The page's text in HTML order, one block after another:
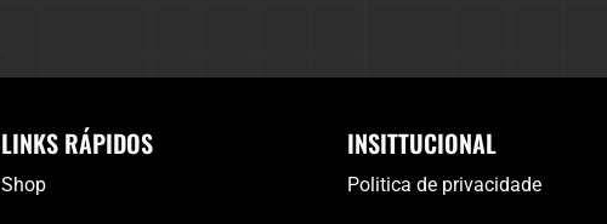
LINKS RÁPIDOS
Shop
INSITTUCIONAL
Politica de privacidade